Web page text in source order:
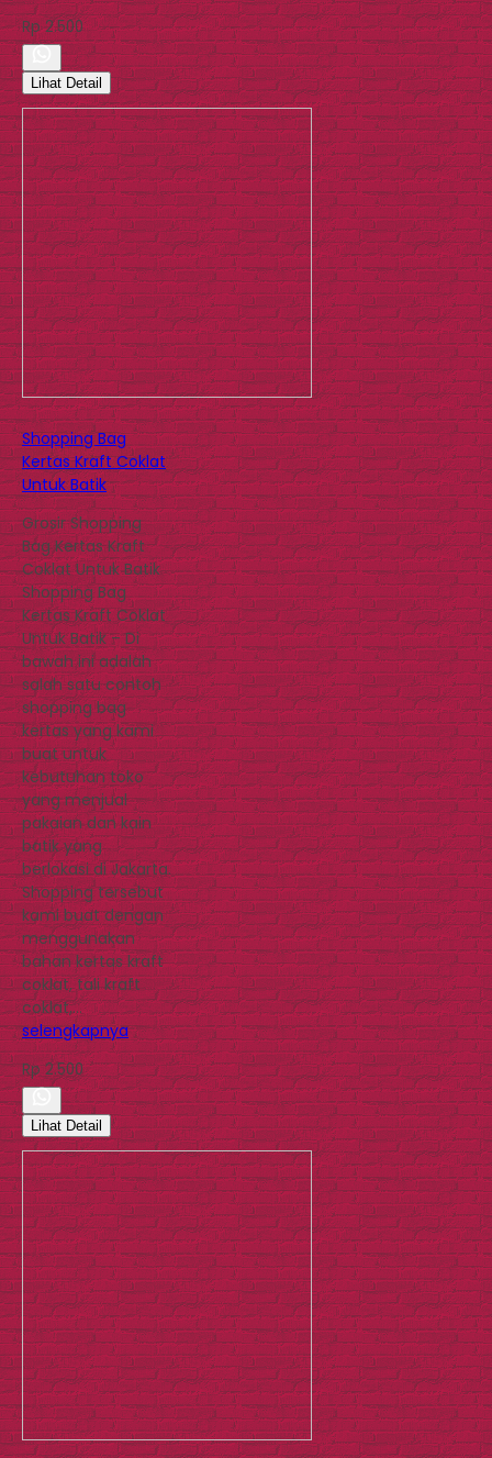
Rp 2.500
Lihat Detail
Shopping Bag
Kertas Kraft Coklat
Untuk Batik
Grosir Shopping
Bag Kertas Kraft
Coklat Untuk Batik
Shopping Bag
Kertas Kraft Coklat
Untuk Batik – Di
bawah ini adalah
salah satu contoh
shopping bag
kertas yang kami
buat untuk
kebutuhan toko
yang menjual
pakaian dan kain
batik yang
berlokasi di Jakarta.
Shopping tersebut
kami buat dengan
menggunakan
bahan kertas kraft
coklat, tali kraft
coklat,…
selengkapnya
Rp 2.500
Lihat Detail